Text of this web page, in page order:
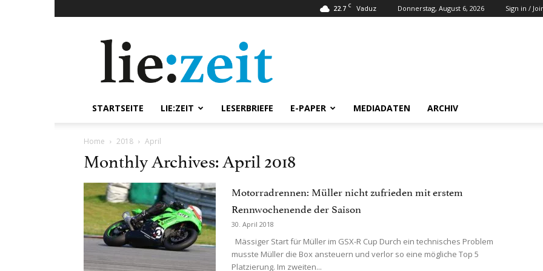
22.7 C Vaduz Donnerstag, August 6, 2026 Sign in /
STARTSEITE LIE:ZEIT LESERBRIEFE E-PAPER MEDIADATEN ARCHIV
Home 2018 April
Monthly Archives: April 2018
Motorradrennen: Müller nicht zufrieden mit erstem
Rennwochenende der Saison
30. April 2018
Mässiger Start für Müller im GSX-R Cup Durch ein technisches Problem
musste Müller die Box ansteuern und verlor so eine mögliche Top 5
Platzierung. Im zweiten...